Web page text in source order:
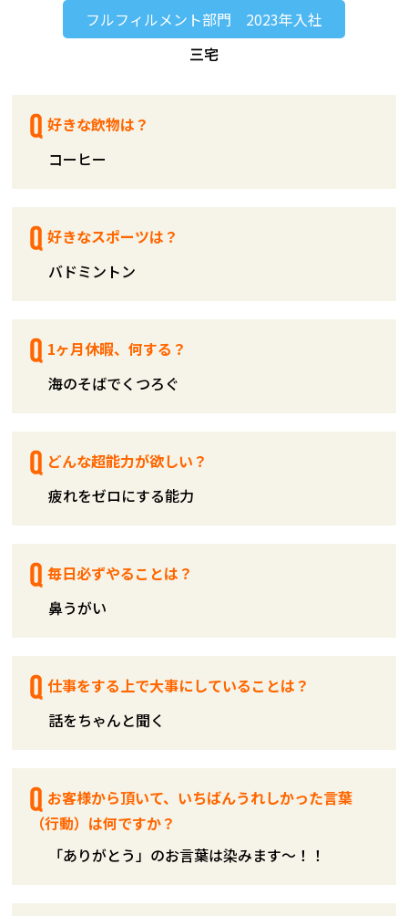
フルフィルメント部門 2023年入社
好きな飲物は？
コーヒー
好きなスポーツは？
バドミントン
1ヶ月休暇、何する？
海のそばでくつろぐ
どんな超能力が欲しい？
疲れをゼロにする能力
毎日必ずやることは？
鼻うがい
仕事をする上で大事にしていることは？
話をちゃんと聞く
お客様から頂いて、いちばんうれしかった言葉
（行動）は何ですか？
「ありがとう」のお言葉は染みます～！！